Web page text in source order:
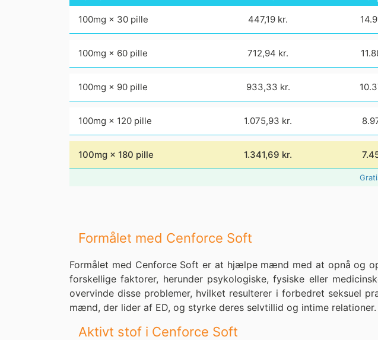
100mg × 30 pille 447,19 kr.
100mg × 60 pille 712,94 kr.
100mg × 90 pille 933,33 kr.
100mg × 120 pille 1.075,93 kr.
100mg × 180 pille 1.341,69 kr.
Formålet med Cenforce Soft
Formålet med Cenforce Soft er at hjælpe mænd med at opnå og
forskellige faktorer, herunder psykologiske, fysiske eller
overvinde disse problemer, hvilket resulterer i forbedret seksuel
mænd, der lider af ED, og styrke deres selvtillid og intime relationer.
Aktivt stof i Cenforce Soft